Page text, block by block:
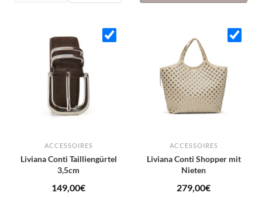
ACCESSOIRES
Liviana Conti Tailliengürtel
3,5cm
149,00€
ACCESSOIRES
Liviana Conti Shopper mit
Nieten
279,00€